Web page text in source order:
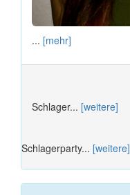
... [mehr]
Schlager... [weitere]
Schlagerparty... [weitere]